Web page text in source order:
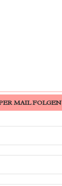
MAIL FOLGEN